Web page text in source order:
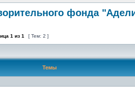
фонда
1 из 1 [ Тем: 2 ]
Темы